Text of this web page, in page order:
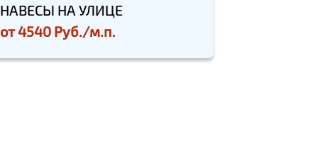
НАВЕСЫ НА УЛИЦЕ
от4540 Руб./м.п.